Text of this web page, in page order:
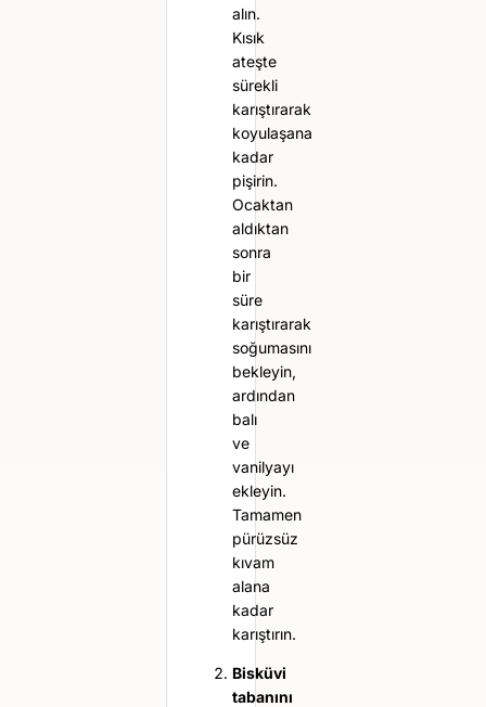
alın.
Kısık
ateşte
sürekli
karıştırarak
koyulaşana
kadar
pişirin.
Ocaktan
aldıktan
sonra
bir
süre
karıştırarak
soğumasını
bekleyin,
ardından
balı
ve
vanilyayı
ekleyin.
Tamamen
pürüzsüz
kıvam
alana
kadar
karıştırın.
Bisküvi
tabanını